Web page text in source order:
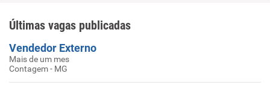
Últimas vagas publicadas
Vendedor Externo
Mais de um mes
Contagem - MG